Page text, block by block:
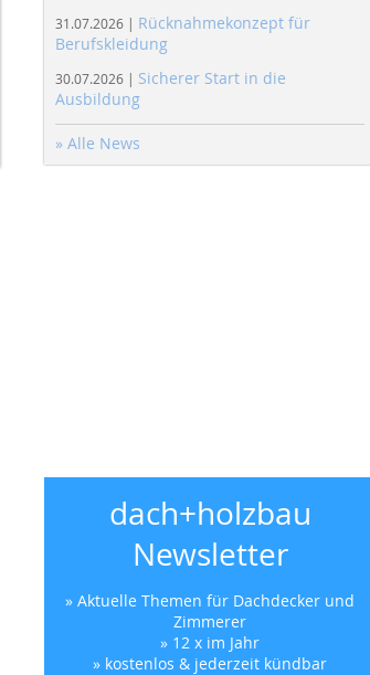
31.07.2026 | Rücknahmekonzept für
Berufskleidung
30.07.2026 | Sicherer Start in die
Ausbildung
» Alle News
dach+holzbau
Newsletter
» Aktuelle Themen für Dachdecker und
Zimmerer
» 12 x im Jahr
» kostenlos & jederzeit kündbar